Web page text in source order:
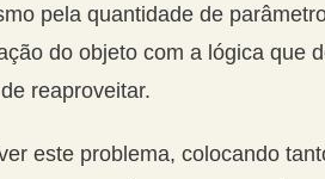
pela quantidade de
do objeto com a lógica que
reaproveitar.
este problema, colocando